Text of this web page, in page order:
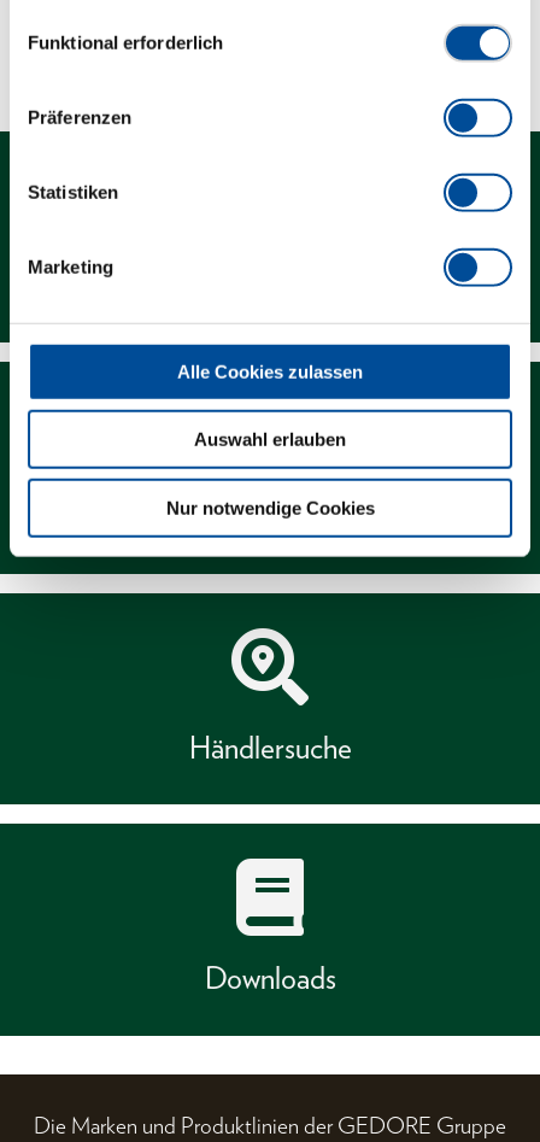
Funktional erforderlich
Präferenzen
Statistiken
Marketing
Alle Cookies zulassen
Auswahl erlauben
Nur notwendige Cookies
Technische Eigenschaften
Newsletter
Händlersuche
Downloads
Die Marken und Produktlinien der GEDORE Gruppe